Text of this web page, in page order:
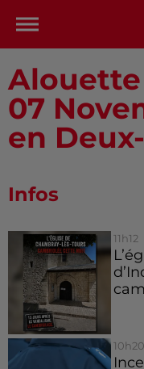
Alouette
07
en
Infos
11h12
10h20